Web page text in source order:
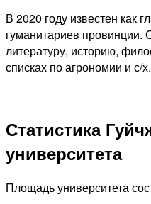
В 2020 году известен как
гуманитариев провинции.
литературу, историю,
списках по агрономии и с/х.
Статистика
университета
Площадь университета